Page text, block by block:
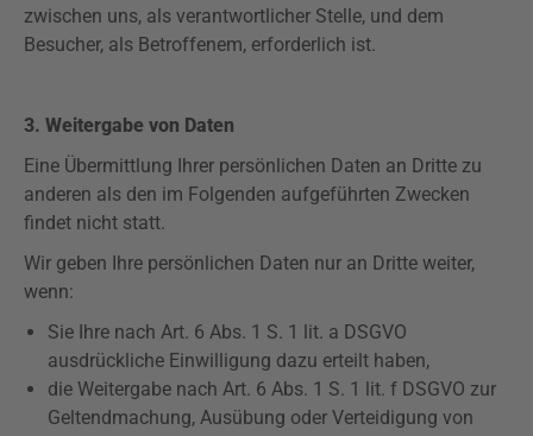
zwischen uns, als verantwortlicher Stelle, und dem
Besucher, als Betroffenem, erforderlich ist.
3. Weitergabe von Daten
Eine Übermittlung Ihrer persönlichen Daten an Dritte zu
anderen als den im Folgenden aufgeführten Zwecken
findet nicht statt.
Wir geben Ihre persönlichen Daten nur an Dritte weiter,
wenn:
Sie Ihre nach Art. 6 Abs. 1 S. 1 lit. a DSGVO
ausdrückliche Einwilligung dazu erteilt haben,
die Weitergabe nach Art. 6 Abs. 1 S. 1 lit. f DSGVO zur
Geltendmachung, Ausübung oder Verteidigung von